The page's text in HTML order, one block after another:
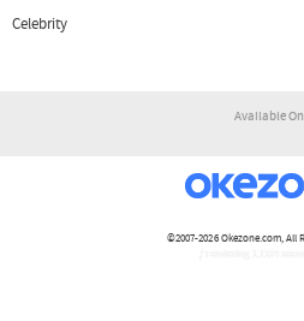
Celebrity
Available On
©2007-2026Okezone.com, All